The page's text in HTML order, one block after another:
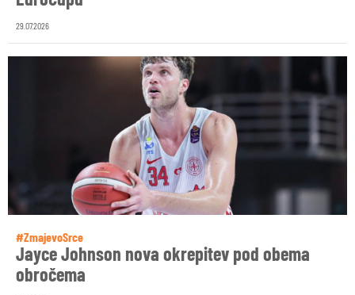
29.07.2026
#ZmajevoSrce
Jayce Johnson nova okrepitev pod obema
obročema